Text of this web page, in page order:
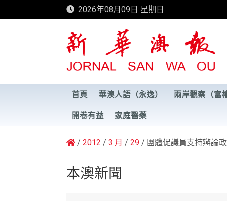
to
2026年08月09日 星期日
新華澳報
首頁 華澳人語（永逸） 兩岸觀察（富
開卷有益 家庭醫藥
2012 3 月 29 團體促議員支持辯論
本澳新聞